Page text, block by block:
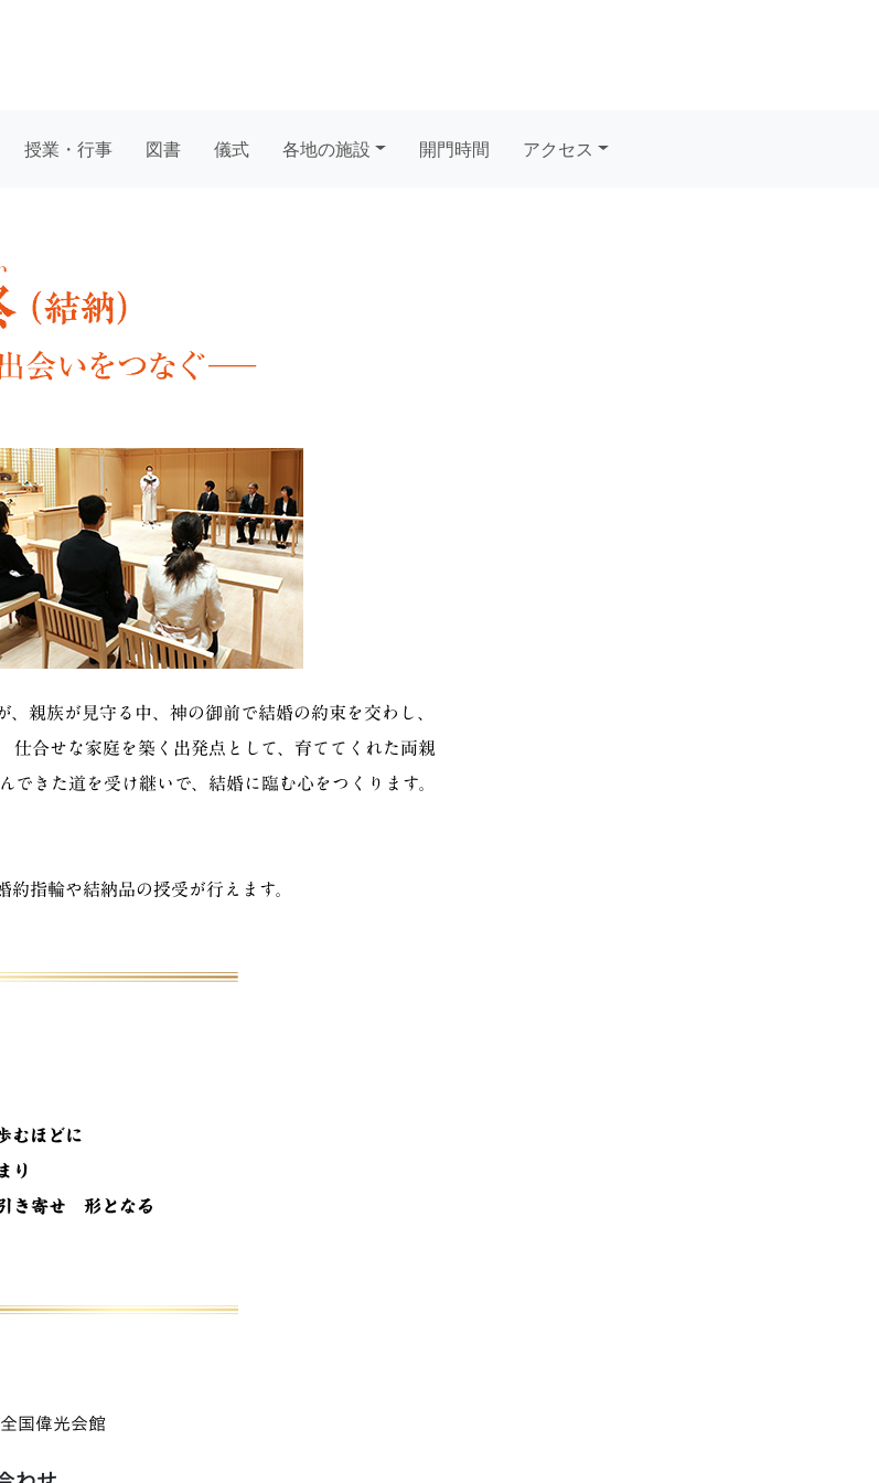
授業・行事 図書 儀式 各地の施設 開門時間 アクセス
、親族が見守る中、神の御前で結婚の約束を交わし、
仕合せな家庭を築く出発点として、育ててくれた両親
できた道を受け継いで、結婚に臨む心をつくります。
指輪や結納品の授受が行えます。
ほどに
形となる
国偉光会館